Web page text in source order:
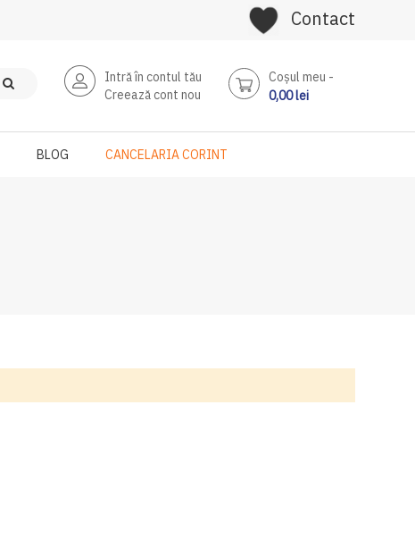
Contact
Intră în contul tău
Creează cont nou
Coşul meu
0,00 lei
BLOG CANCELARIA CORINT